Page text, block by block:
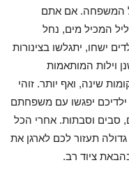
כל המשפחה. אם אתם
המכיל מים, נחל
ישחו, יתגלשו בצינורות
וילות המותאמות
גדולות ויכולות להכיל עד 30 מקומות שינה, ואף יותר. זוהי
יפגשו עם משפחתם
סבים וסבתות. אחרי הכל
תעזור לכם לארגן את
ציוד רב.